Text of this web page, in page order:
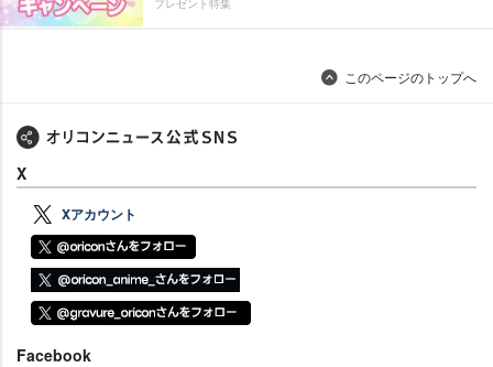
このページのトップへ
X
Xアカウント
Facebook